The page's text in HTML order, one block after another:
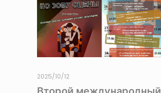
2025/10/12